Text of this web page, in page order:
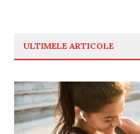
ULTIMELE ARTICOLE